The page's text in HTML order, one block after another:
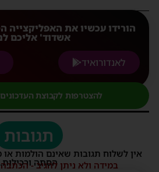
הורידו עכשיו את האפליקצייה
אשדוד' אליכם
לאנדורואיד
להצטרפות לקבוצת
תגובות
אין לשלוח תגובות שאינם הולמות או
הסתה ורכילות.
במידה ולא ניתן להגיב -